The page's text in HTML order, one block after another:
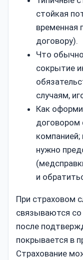
стойкая
временная
договору).
Что
сокрытие
случаям,
Как
договором
компанией;
нужно
и
При страховом
связываются
после
покрывается в
Страхование